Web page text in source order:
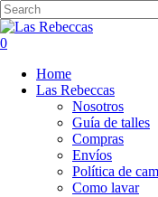
Skip
to
main
Close
Search
account
0
Home
Las Rebeccas
Nosotros
Guía de talles
Compras
Envíos
Política de
Como lavar